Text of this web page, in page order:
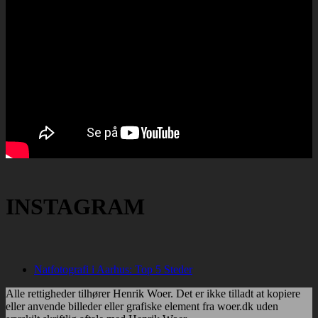
INSTAGRAM
Natfotografi i Aarhus: Top 5 Steder
Alle rettigheder tilhører Henrik Woer. Det er ikke tilladt at kopiere
eller anvende billeder eller grafiske element fra woer.dk uden